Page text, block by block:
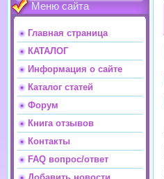
Меню сайта
Главная страница
КАТАЛОГ
Информация о сайте
Каталог статей
Форум
Книга отзывов
Контакты
FAQ вопрос/ответ